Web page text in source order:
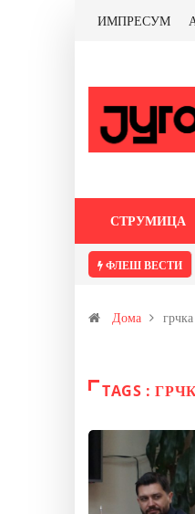
ИМПРЕСУМ
СТРУМИЦА
ФЛЕШ ВЕСТИ
Дома
TAGS :